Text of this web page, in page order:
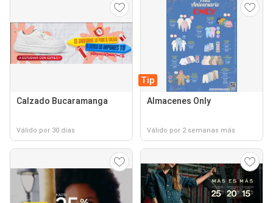
Calzado Bucaramanga
Válido por 30 días
Tip
Almacenes Only
Válido por 2 semanas más